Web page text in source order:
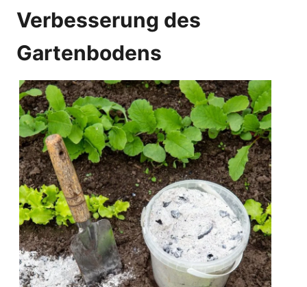
Verbesserung des
Gartenbodens